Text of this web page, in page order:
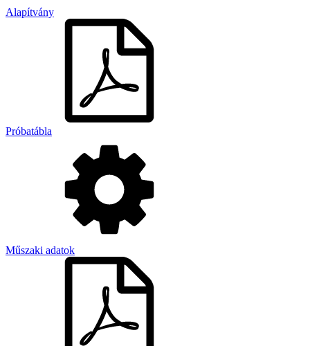
Alapítvány
Próbatábla
Műszaki adatok